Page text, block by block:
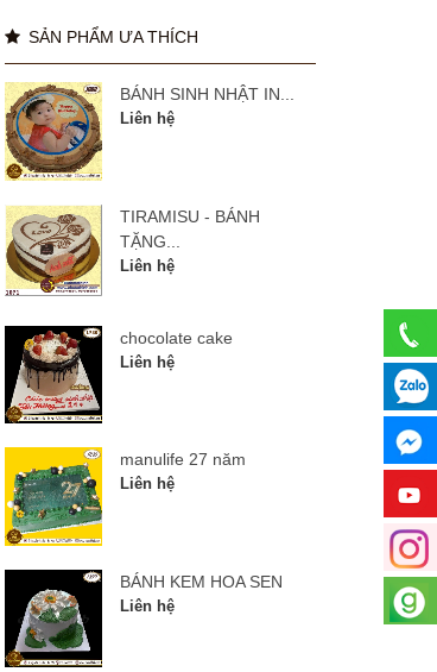
manulife 27 năm
Liên hệ
SẢN PHẨM ƯA THÍCH
BÁNH SINH NHẬT IN...
Liên hệ
TIRAMISU - BÁNH
TẶNG...
Liên hệ
chocolate cake
Liên hệ
manulife 27 năm
Liên hệ
BÁNH KEM HOA SEN
Liên hệ